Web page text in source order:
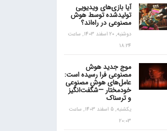
آیا بازی‌های ویدیویی
تولیدشده توسط هوش
مصنوعی در راه‌اند؟
دوشنبه, 20 اسفند 1403, ساعت
18:24
موج جدید هوش
مصنوعی فرا رسیده است:
عامل‌های هوش مصنوعی
خودمختار —شگفت‌انگیز
و ترسناک
یکشنبه, 5 اسفند 1403, ساعت
20:03